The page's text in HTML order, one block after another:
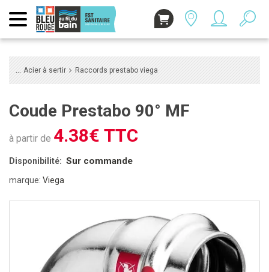
Acier à sertir Raccords prestabo viega
Coude Prestabo 90° MF
à partir de 4.38€ TTC
Disponibilité: Sur commande
marque: Viega